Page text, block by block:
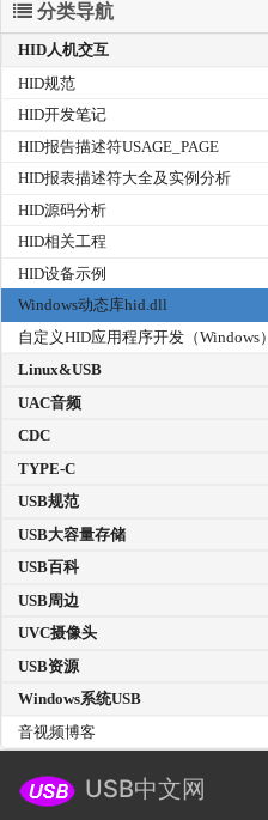
分类导航
HID人机交互
HID规范
HID开发笔记
HID报告描述符USAGE_PAGE
HID报表描述符大全及实例分析
HID源码分析
HID相关工程
HID设备示例
Windows动态库hid.dll
自定义HID应用程序开发（Windows）
Linux&USB
UAC音频
CDC
TYPE-C
USB规范
USB大容量存储
USB百科
USB周边
UVC摄像头
USB资源
Windows系统USB
音视频博客
USB中文网